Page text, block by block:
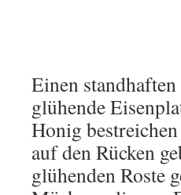
Einen
glühende
Honig
auf den Rücken
glühenden Roste